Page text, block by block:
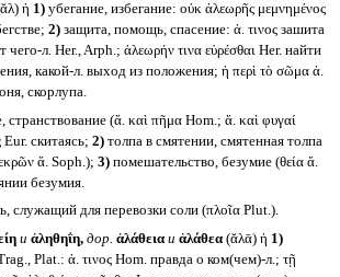
ἡ 1)убегание, избегание: οὐκ ἀλεωρῆς μεμνημένος
2)защита, помощь, спасение: ἀ. τινος зашита
чего-л. Her., Arph.; ἀλεωρήν τινα εὑρέσθαι Her. найти
какой-л. выход из положения; ἡ περὶ τὸ σῶμα ἀ.
скорлупа.
(ἄ. καὶ πῆμα Hom.; ἄ. καὶ φυγαί
Eur. скитаясь; 2)толпа в смятении, смятенная толпа
ἄ. Soph.); 3)помешательство, безумие (θεία ἄ.
безумия.
служащий для перевозки соли (πλοῖα Plut.).
и ἀληθηΐη, дор. ἀλάθεια и ἀλάθεα (ᾰλᾱ) ἡ 1)
Plat.: ἀ. τινος Hom. правда о ком(чем)-л.; τῇ